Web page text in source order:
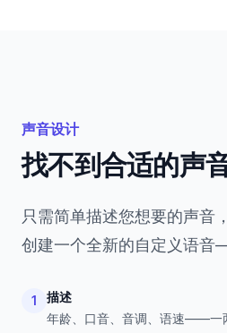
声音设计
找不到合适的声
只需简单描述您想要的声音
创建一个全新的自定义语音
1
描述
年龄、口音、音调、语速——一